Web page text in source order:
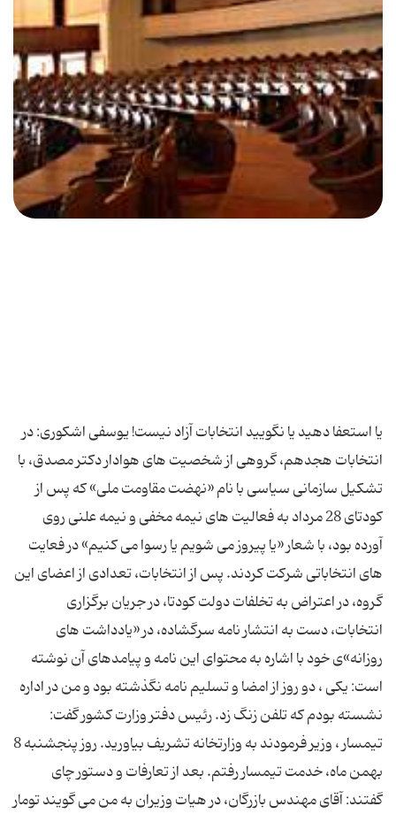
یا استعفا دهید یا نگویید انتخابات آزاد نیست! یوسفی اشکوری: در
انتخابات هجدهم، گروهی از شخصیت های هوادار دکتر مصدق، با
تشکیل سازمانی سیاسی با نام «نهضت مقاومت ملی» که پس از
کودتای 28 مرداد به فعالیت های نیمه مخفی و نیمه علنی روی
آورده بود، با شعار «یا پیروز می شویم یا رسوا می کنیم» در فعایت
های انتخاباتی شرکت کردند. پس از انتخابات، تعدادی از اعضای این
گروه، در اعتراض به تخلفات دولت کودتا، در جریان برگزاری
انتخابات، دست به انتشار نامه سرگشاده، در «یادداشت های
روزانه»ی خود با اشاره به محتوای این نامه و پیامدهای آن نوشته
است: یکی ، دو روز از امضا و تسلیم نامه نگذشته بود و من در اداره
نشسته بودم که تلفن زنگ زد. رئیس دفتر وزارت کشور گفت:
تیمسار ، وزیر فرمودند به وزارتخانه تشریف بیاورید. روز پنجشنبه 8
بهمن ماه، خدمت تیمسار رفتم. بعد از تعارفات و دستور چای
گفتند: آقای مهندس بازرگان، در هیات وزیران به من می گویند تومار